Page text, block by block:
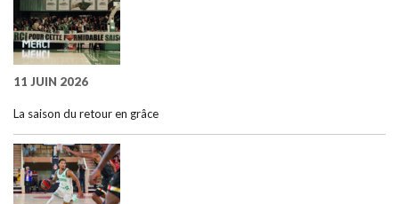
11 JUIN 2026
La saison du retour en grâce